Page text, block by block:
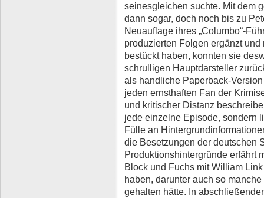
seinesgleichen suchte. Mit dem
dann sogar, doch noch bis zu
Neuauflage ihres „Columbo“-
produzierten Folgen ergänzt
bestückt haben, konnten sie
schrulligen Hauptdarsteller
als handliche Paperback-
jeden ernsthaften Fan der
und kritischer Distanz
jede einzelne Episode, sondern
Fülle an
die Besetzungen der deutschen
Produktionshintergründe erfährt
Block und Fuchs mit William
haben, darunter auch so
gehalten hätte. In